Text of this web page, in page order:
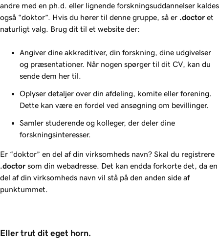
andre med en ph.d. eller lignende forskningsuddannelser kaldes
også “doktor”. Hvis du hører til denne gruppe, så er .doctor et
naturligt valg. Brug dit til et website der:
Angiver dine akkreditiver, din forskning, dine udgivelser
og præsentationer. Når nogen spørger til dit CV, kan du
sende dem her til.
Oplyser detaljer over din afdeling, komite eller forening.
Dette kan være en fordel ved ansøgning om bevillinger.
Samler studerende og kolleger, der deler dine
forskningsinteresser.
Er “doktor” en del af din virksomheds navn? Skal du registrere
.doctor som din webadresse. Det kan endda forkorte det, da en
del af din virksomheds navn vil stå på den anden side af
punktummet.
Eller trut dit eget horn.